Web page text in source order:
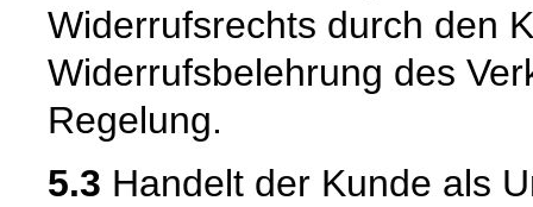
Widerrufsrechts durch den
Widerrufsbelehrung des
Regelung.
5.3 Handelt der Kunde als